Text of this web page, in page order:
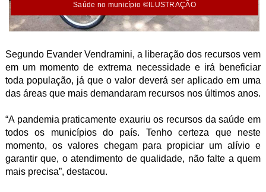
Saúde no município ©ILUSTRAÇÃO
Segundo Evander Vendramini, a liberação dos recursos vem
em um momento de extrema necessidade e irá beneficiar
toda população, já que o valor deverá ser aplicado em uma
das áreas que mais demandaram recursos nos últimos anos.
“A pandemia praticamente exauriu os recursos da saúde em
todos os municípios do país. Tenho certeza que neste
momento, os valores chegam para propiciar um alívio e
garantir que, o atendimento de qualidade, não falte a quem
mais precisa”, destacou.